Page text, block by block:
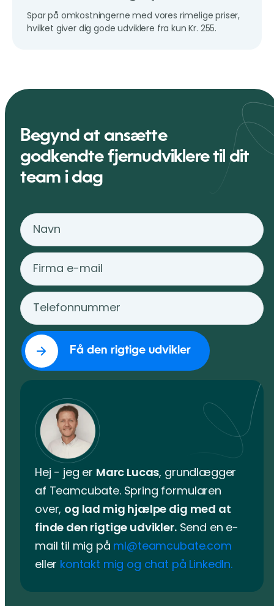
Spar på omkostningerne med vores rimelige priser,
hvilket giver dig gode udviklere fra kun Kr. 255.
Begynd at ansætte
godkendte fjernudviklere til dit
team i dag
Hej - jeg er Marc Lucas, grundlægger
af Teamcubate. Spring formularen
over, og lad mig hjælpe dig med at
finde den rigtige udvikler.Send en e-
mail til mig på ml@teamcubate.com
eller kontakt mig og chat på Linkedln.